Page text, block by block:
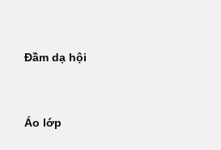
Đầm dạ hội
Áo lớp